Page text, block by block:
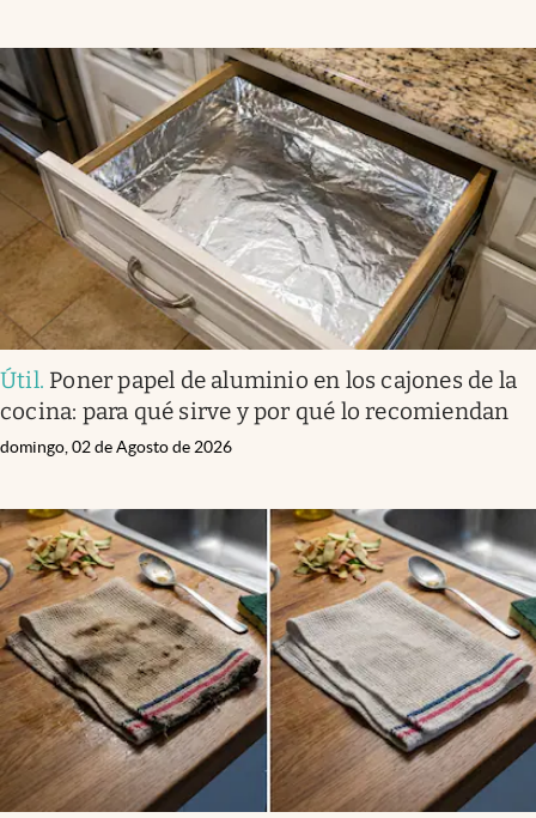
Útil. Poner papel de aluminio en los cajones de la
cocina: para qué sirve y por qué lo recomiendan
domingo, 02 de Agosto de 2026